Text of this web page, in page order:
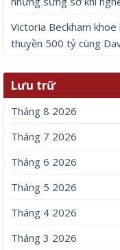
Tên*
Email*
Trang web
Lưu tên của tôi,